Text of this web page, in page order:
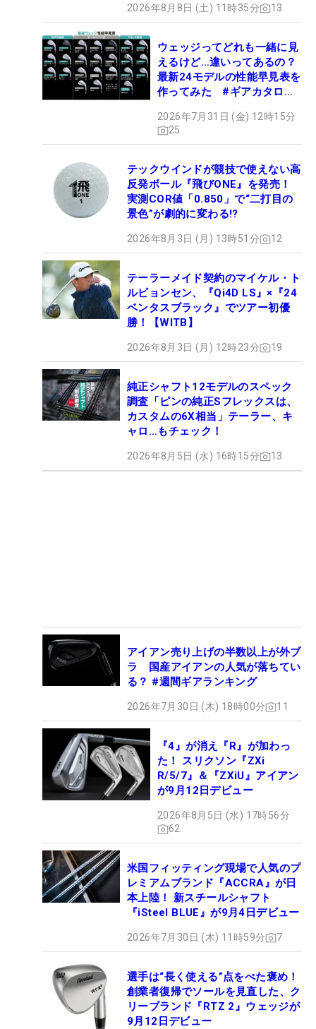
2026年8月8日 (土) 11時35分 13
ウェッジってどれも一緒に見
えるけど…違いってあるの？
最新24モデルの性能早見表を
作ってみた #ギアカタログ
2026年7月31日 (金) 12時15分
25
テックウインドが競技で使えない高
反発ボール『飛びONE』を発売！
実測COR値「0.850」で“二打目の
景色”が劇的に変わる!?
2026年8月3日 (月) 13時51分 12
テーラーメイド契約のマイケル・ト
ルビョンセン、『Qi4D LS』×『24
ベンタスブラック』でツアー初優
勝！【WITB】
2026年8月3日 (月) 12時23分 19
純正シャフト12モデルのスペック
調査「ピンの純正Sフレックスは、
カスタムの6X相当」テーラー、キ
ャロ…もチェック！
2026年8月5日 (水) 16時15分 13
アイアン売り上げの半数以上が外ブ
ラ 国産アイアンの人気が落ちてい
る？ #週間ギアランキング
2026年7月30日 (木) 18時00分 11
『4』が消え『R』が加わっ
た！ スリクソン『ZXi
R/5/7』＆『ZXiU』アイアン
が9月12日デビュー
2026年8月5日 (水) 17時56分
62
米国フィッティング現場で人気のプ
レミアムブランド『ACCRA』が日
本上陸！ 新スチールシャフト
『iSteel BLUE』が9月4日デビュー
2026年7月30日 (木) 11時59分 7
選手は“長く使える”点をべた褒め！
創業者復帰でソールを見直した、ク
リーブランド『RTZ 2』ウェッジが
9月12日デビュー